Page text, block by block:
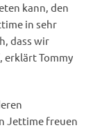
kann, den
in sehr
dass wir
erklärt Tommy
Jettime freuen